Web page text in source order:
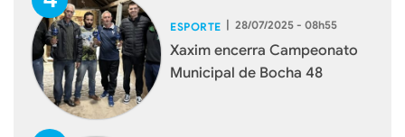
ESPORTE | 28/07/2025 - 08h55
Xaxim encerra Campeonato
Municipal de Bocha 48